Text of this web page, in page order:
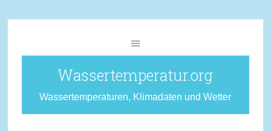
Wassertemperatur.org
Wassertemperaturen, Klimadaten und Wetter